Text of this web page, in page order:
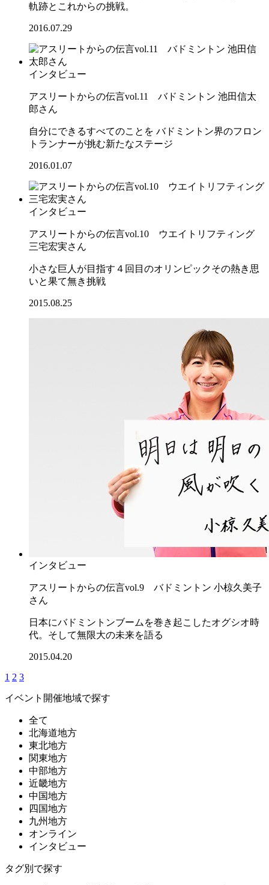
軌跡とこれからの挑戦。
2016.07.29
インタビュー
アスリートからの伝言vol.11 バドミントン 池田信太
郎さん
自分にできるすべてのことを バドミントン界のフロン
トランナーが挑む新たなステージ
2016.01.07
インタビュー
アスリートからの伝言vol.10 ウエイトリフティング
三宅宏実さん
小さな巨人が目指す４回目のオリンピックその熱き思
いと果て無き挑戦
2015.08.25
インタビュー
アスリートからの伝言vol.9 バドミントン 小椋久美子
さん
日本にバドミントンブームを巻き起こしたオグシオ時
代。そして無限大の未来を語る
2015.04.20
1 2 3
イベント開催地域で探す
全て
北海道地方
東北地方
関東地方
中部地方
近畿地方
中国地方
四国地方
九州地方
オンライン
インタビュー
タグ別で探す